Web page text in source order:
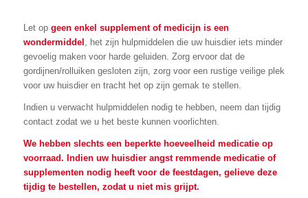
Let op geen enkel supplement of medicijn is een
wondermiddel
, het zijn hulpmiddelen die uw huisdier iets minder
gevoelig maken voor harde geluiden. Zorg ervoor dat de
gordijnen/rolluiken gesloten zijn, zorg voor een rustige veilige plek
voor uw huisdier en tracht het op zijn gemak te stellen.
Indien u verwacht hulpmiddelen nodig te hebben, neem dan tijdig
contact zodat we u het beste kunnen voorlichten.
We hebben slechts een beperkte hoeveelheid medicatie op
voorraad. Indien uw huisdier angst remmende medicatie of
supplementen nodig heeft voor de feestdagen, gelieve deze
tijdig te bestellen, zodat u niet mis grijpt.